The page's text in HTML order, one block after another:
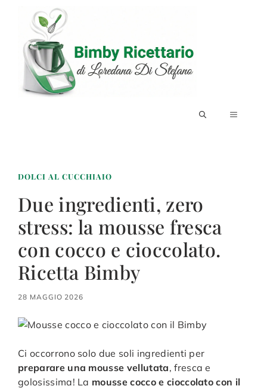
contenuto
MENU
DOLCI AL CUCCHIAIO
Due ingredienti, zero
stress: la mousse fresca
con cocco e cioccolato.
Ricetta Bimby
28 MAGGIO 2026
Ci occorrono solo due soli ingredienti per
preparare una mousse vellutata, fresca e
golosissima! La mousse cocco e cioccolato con il